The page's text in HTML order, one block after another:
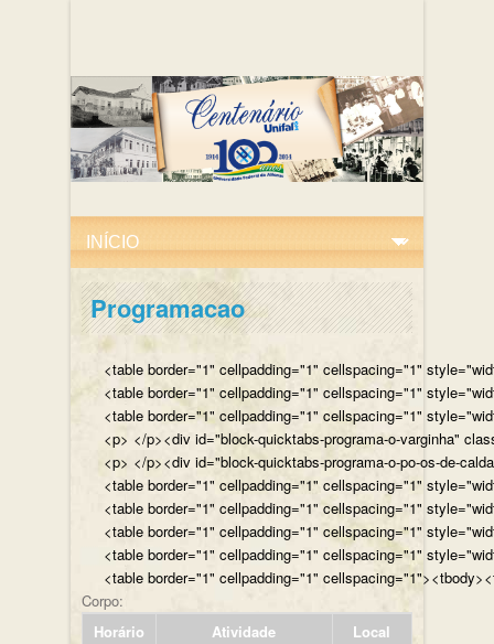
Programacao
<table border="1" cellpadding="1" cellspacing="1"
<table border="1" cellpadding="1" cellspacing="1"
<table border="1" cellpadding="1" cellspacing="1"
<p> </p><div id="block-quicktabs-programa-o-varginha"
<p> </p><div id="block-quicktabs-programa-o-po-os-de-
<table border="1" cellpadding="1" cellspacing="1"
<table border="1" cellpadding="1" cellspacing="1"
<table border="1" cellpadding="1" cellspacing="1"
<table border="1" cellpadding="1" cellspacing="1"
<table border="1" cellpadding="1"
Corpo:
Horário
Atividade
Local